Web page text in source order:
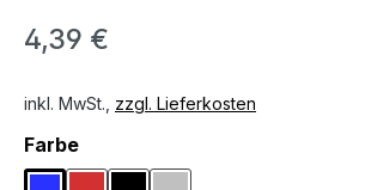
4,39 €
inkl. MwSt., zzgl. Lieferkosten
Farbeauswählen